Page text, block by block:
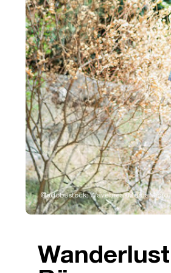
©adobestock: WavebreakMediaMicro